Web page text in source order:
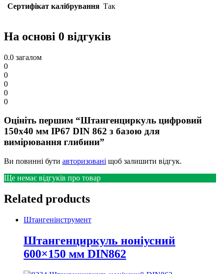
Сертифікат калібрування Так
На основі 0 відгуків
0.0 загалом
0
0
0
0
0
Оцініть першим “Штангенциркуль цифровий
150х40 мм IP67 DIN 862 з базою для
вимірювання глибини”
Ви повинні бути авторизовані щоб залишити відгук.
Ще немає відгуків про товар
Related products
Штангенінструмент
Штангенциркуль ноніусний
600×150 мм DIN862